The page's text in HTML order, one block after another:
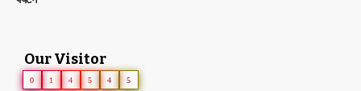
Our Visitor
0 1 4 5 4 5